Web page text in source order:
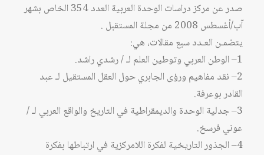
صدر عن مركز دراسات الوحدة العربية العدد 354 الخاص بشهر
آب/أغسطس 2008 من مجلة المستقبل .
يتضمـن العـدد سبع مقالات، هي:
1– الوطن العربي وتوطين العلم لـ / رشدي راشد.
2– نقد مفاهيم ورؤى الجابري حول العقل المستقيل لـ عبد
القادر بوعرفة.
3– جدلية الوحدة والديمقراطية في التاريخ والواقع العربي لـ /
عوني فرسخ.
4– الجذور التاريخية لفكرة اللامركزية في ارتباطها بفكرة